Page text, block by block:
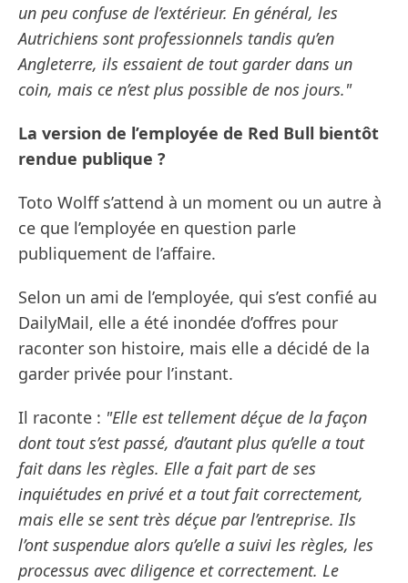
un peu confuse de l’extérieur. En général, les
Autrichiens sont professionnels tandis qu’en
Angleterre, ils essaient de tout garder dans un
coin, mais ce n’est plus possible de nos jours."
La version de l’employée de Red Bull bientôt
rendue publique ?
Toto Wolff s’attend à un moment ou un autre à
ce que l’employée en question parle
publiquement de l’affaire.
Selon un ami de l’employée, qui s’est confié au
DailyMail, elle a été inondée d’offres pour
raconter son histoire, mais elle a décidé de la
garder privée pour l’instant.
Il raconte : "Elle est tellement déçue de la façon
dont tout s’est passé, d’autant plus qu’elle a tout
fait dans les règles. Elle a fait part de ses
inquiétudes en privé et a tout fait correctement,
mais elle se sent très déçue par l’entreprise. Ils
l’ont suspendue alors qu’elle a suivi les règles, les
processus avec diligence et correctement. Le